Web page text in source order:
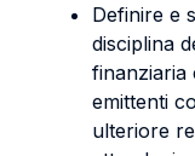
Definire e
disciplina
finanziaria
emittenti
ulteriore